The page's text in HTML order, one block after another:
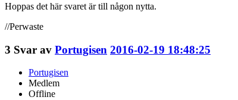
Hoppas det här svaret är till någon nytta.
//Perwaste
3 Svar av Portugisen 2016-02-19 18:48:25
Portugisen
Medlem
Offline